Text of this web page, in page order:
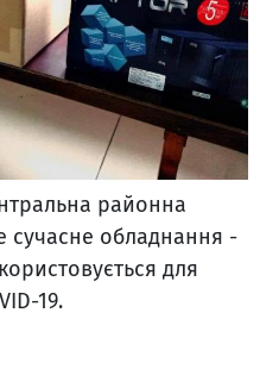
районна
сучасне обладнання -
для
19.